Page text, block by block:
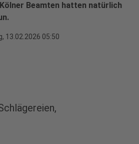
Beamten hatten natürlich
13.02.2026 05:50